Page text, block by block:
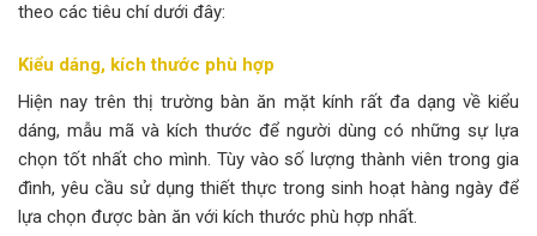
theo các tiêu chí dưới đây:
Kiểu dáng, kích thước phù hợp
Hiện nay trên thị trường bàn ăn mặt kính rất đa dạng về kiểu
dáng, mẫu mã và kích thước để người dùng có những sự lựa
chọn tốt nhất cho mình. Tùy vào số lượng thành viên trong gia
đình, yêu cầu sử dụng thiết thực trong sinh hoạt hàng ngày để
lựa chọn được bàn ăn với kích thước phù hợp nhất.